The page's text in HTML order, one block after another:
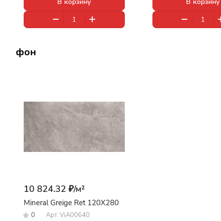
фон
10 824.32 ₽/м²
Mineral Greige Ret 120X280
0 Арт. ViA00640